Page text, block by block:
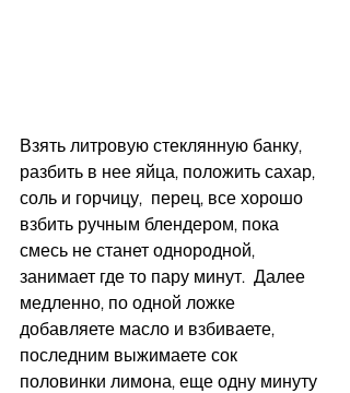
Взять литровую стеклянную банку,
разбить в нее яйца, положить сахар,
соль и горчицу,  перец, все хорошо
взбить ручным блендером, пока
смесь не станет однородной,
занимает где то пару минут.  Далее
медленно, по одной ложке
добавляете масло и взбиваете,
последним выжимаете сок
половинки лимона, еще одну минуту